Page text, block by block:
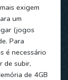
exigem
um
(jogos
Para
é necessário
de subir,
de 4GB